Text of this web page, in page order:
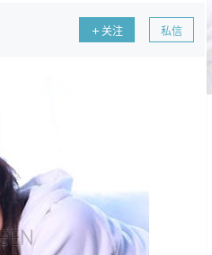
关注 私信